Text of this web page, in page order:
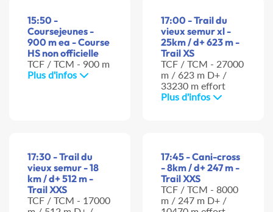
15:50 -
Coursejeunes -
900 m ea - Course
HS non officielle
TCF / TCM - 900 m
Plus d'infos
17:00 - Trail du
vieux semur xl -
25km / d+ 623 m -
Trail XS
TCF / TCM - 27000
m / 623 m D+ /
33230 m effort
Plus d'infos
17:30 - Trail du
vieux semur - 18
km / d+ 512 m -
Trail XXS
TCF / TCM - 17000
17:45 - Cani-cross
- 8km / d+ 247 m -
Trail XXS
TCF / TCM - 8000
m / 247 m D+ /